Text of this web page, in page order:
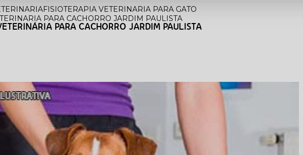
FISIOTERAPIA VETERINARIA PARA GATO
PARA CACHORRO JARDIM PAULISTA
PARA CACHORRO JARDIM PAULISTA